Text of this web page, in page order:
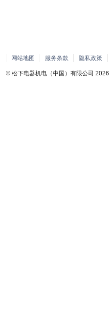
网站地图 服务条款 隐私政策
© 松下电器机电（中国）有限公司 2026